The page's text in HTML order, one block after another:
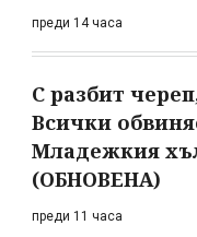
преди 14 часа
С разбит
Всички
Младежкия
(ОБНОВЕНА)
преди 11 часа